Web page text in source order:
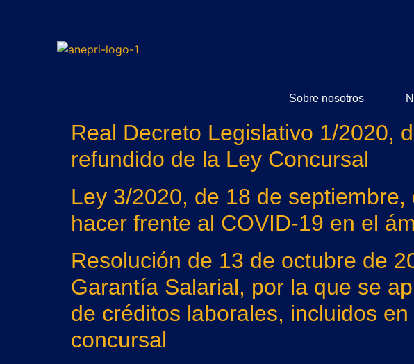
Sobre nosotros
Real Decreto Legislativo 1/2020,
refundido de la Ley Concursal
Ley 3/2020, de 18 de
hacer frente al COVID-19 en el
Resolución de 13 de octubre de
Garantía Salarial, por la que se
de créditos laborales, incluidos
concursal